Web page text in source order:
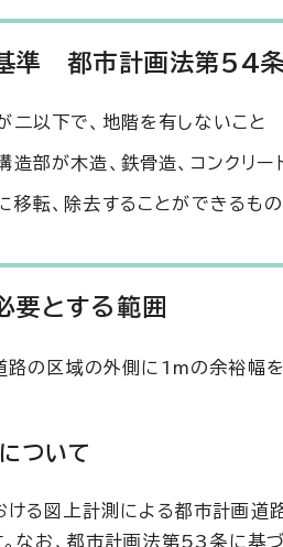
準 都市計画法第54条
二以下で、地階を有しないこと
造部が木造、鉄骨造、コンクリ
移転、除去することができるも
要とする範囲
路の区域の外側に1mの余裕幅を
ついて
ける図上計測による都市計画道
。なお、都市計画法第53条に基